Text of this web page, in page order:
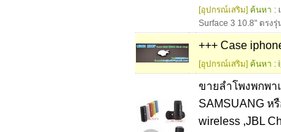
[อุปกรณ์เสริม] ค้นหา :
Surface 3 10.8" ตรงรุ่
+++ Case
[อุปกรณ์เสริม] ค้นหา :
ขายลำโพงพกพา
SAMSUANG ห
wireless ,JBL